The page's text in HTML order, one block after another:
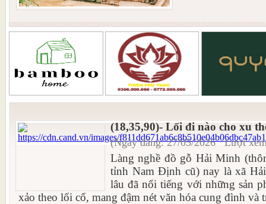
(18,35,90)- Lối đi nào cho xu
(Ngày đăng: 27/05/2026 Lượt
Làng nghề đồ gỗ Hải Minh
tỉnh Nam Định cũ) nay là xã
lâu đã nổi tiếng với những sản
xảo theo lối cổ, mang đậm nét văn hóa cung đình